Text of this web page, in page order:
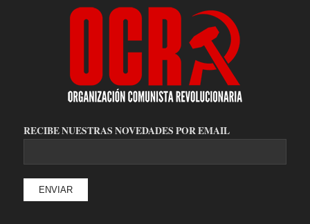
RECIBE NUESTRAS NOVEDADES POR EMAIL